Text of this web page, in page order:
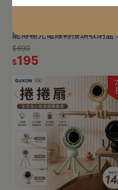
Mcdodo 麥多多 全能系列
能傳輸充電線轉接頭收納盒
用蘋果/安卓通用 台灣公司貨
旅行萬用一盒多用
$690
$195